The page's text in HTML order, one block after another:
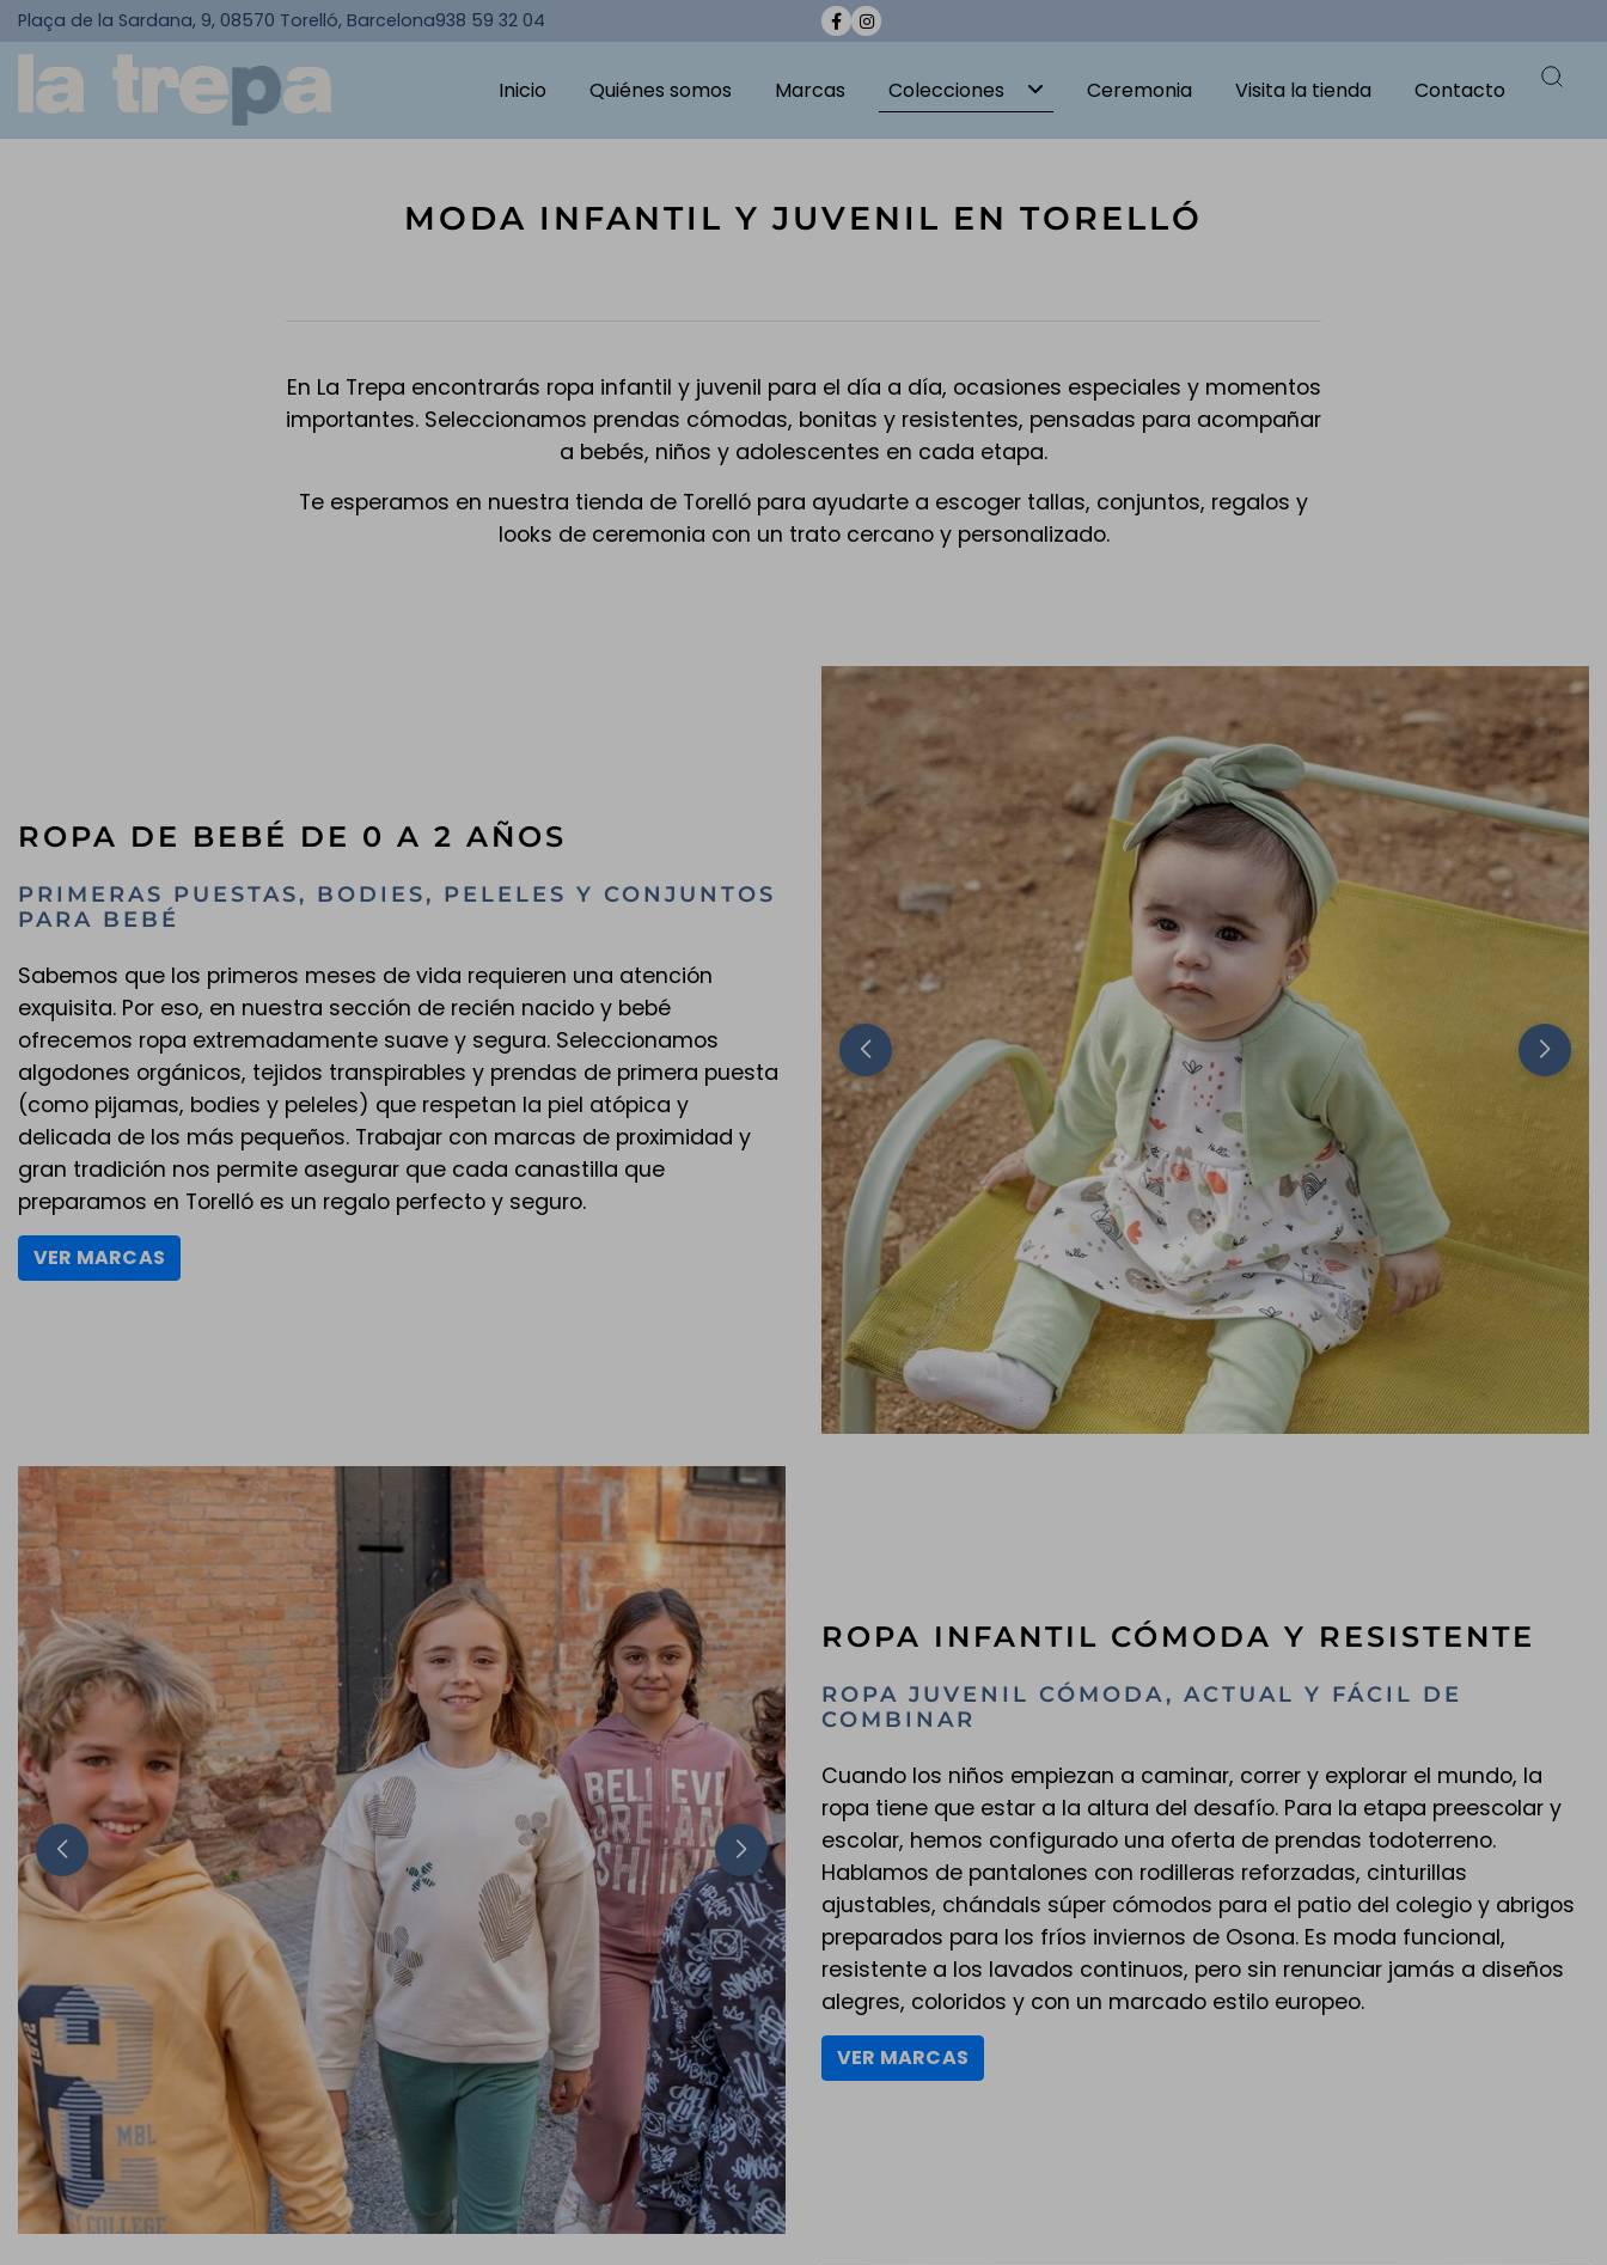
Plaça de la Sardana, 9, 08570 Torelló, Barcelona938 59 32 04
Inicio Quiénes somos Marcas Colecciones Ceremonia Visita la tienda Contacto
MODA INFANTIL Y JUVENIL EN TORELLÓ
En La Trepa encontrarás ropa infantil y juvenil para el día a día, ocasiones especiales y momentos
importantes. Seleccionamos prendas cómodas, bonitas y resistentes, pensadas para acompañar
a bebés, niños y adolescentes en cada etapa.
Te esperamos en nuestra tienda de Torelló para ayudarte a escoger tallas, conjuntos, regalos y
looks de ceremonia con un trato cercano y personalizado.
ROPA DE BEBÉ DE 0 A 2 AÑOS
PRIMERAS PUESTAS, BODIES, PELELES Y CONJUNTOS
PARA BEBÉ
Sabemos que los primeros meses de vida requieren una atención
exquisita. Por eso, en nuestra sección de recién nacido y bebé
ofrecemos ropa extremadamente suave y segura. Seleccionamos
algodones orgánicos, tejidos transpirables y prendas de primera puesta
(como pijamas, bodies y peleles) que respetan la piel atópica y
delicada de los más pequeños. Trabajar con marcas de proximidad y
gran tradición nos permite asegurar que cada canastilla que
preparamos en Torelló es un regalo perfecto y seguro.
VER MARCAS
ROPA INFANTIL CÓMODA Y RESISTENTE
ROPA JUVENIL CÓMODA, ACTUAL Y FÁCIL DE
COMBINAR
Cuando los niños empiezan a caminar, correr y explorar el mundo, la
ropa tiene que estar a la altura del desafío. Para la etapa preescolar y
escolar, hemos configurado una oferta de prendas todoterreno.
Hablamos de pantalones con rodilleras reforzadas, cinturillas
ajustables, chándals súper cómodos para el patio del colegio y abrigos
preparados para los fríos inviernos de Osona. Es moda funcional,
resistente a los lavados continuos, pero sin renunciar jamás a diseños
alegres, coloridos y con un marcado estilo europeo.
VER MARCAS